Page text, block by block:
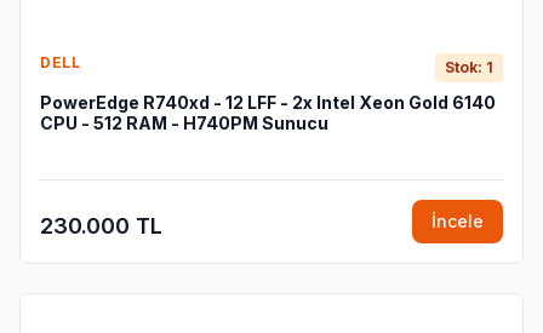
DELL Stok: 1
PowerEdge R740xd - 12 LFF - 2x Intel Xeon Gold 6140
CPU - 512 RAM - H740PM Sunucu
230.000 TL İncele